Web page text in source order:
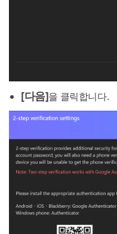
[다음]을 클릭합니다.